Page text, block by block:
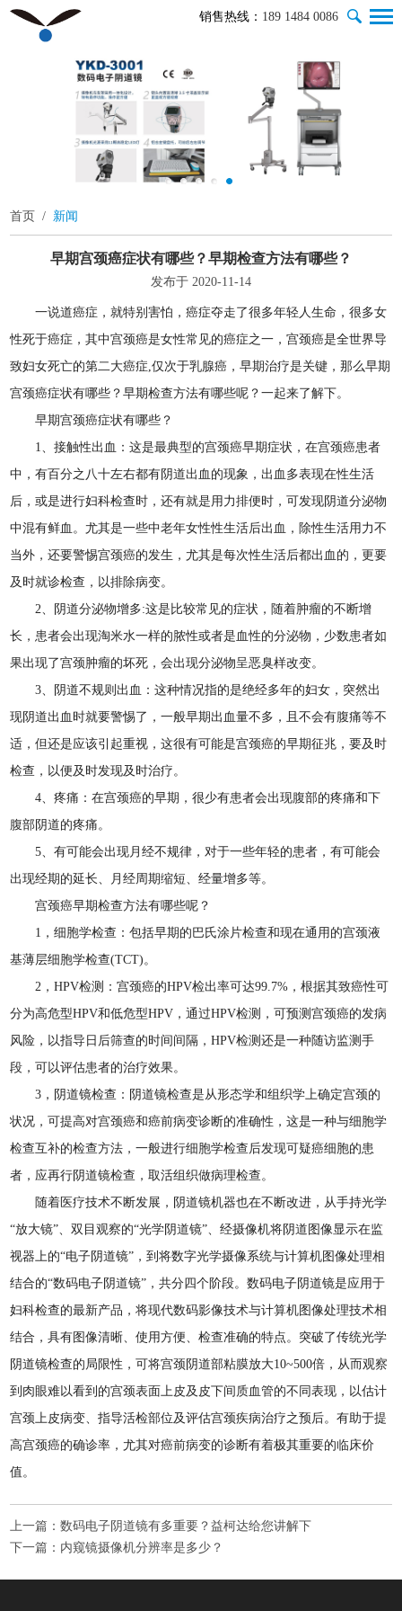
销售热线： 189 1484 0086
首页 / 新闻
早期宫颈癌症状有哪些？早期检查方法有哪些？
发布于 2020-11-14
一说道癌症，就特别害怕，癌症夺走了很多年轻人生命，很多女
性死于癌症，其中宫颈癌是女性常见的癌症之一，宫颈癌是全世界导
致妇女死亡的第二大癌症,仅次于乳腺癌，早期治疗是关键，那么早期
宫颈癌症状有哪些？早期检查方法有哪些呢？一起来了解下。
早期宫颈癌症状有哪些？
1、接触性出血：这是最典型的宫颈癌早期症状，在宫颈癌患者
中，有百分之八十左右都有阴道出血的现象，出血多表现在性生活
后，或是进行妇科检查时，还有就是用力排便时，可发现阴道分泌物
中混有鲜血。尤其是一些中老年女性性生活后出血，除性生活用力不
当外，还要警惕宫颈癌的发生，尤其是每次性生活后都出血的，更要
及时就诊检查，以排除病变。
2、阴道分泌物增多:这是比较常见的症状，随着肿瘤的不断增
长，患者会出现淘米水一样的脓性或者是血性的分泌物，少数患者如
果出现了宫颈肿瘤的坏死，会出现分泌物呈恶臭样改变。
3、阴道不规则出血：这种情况指的是绝经多年的妇女，突然出
现阴道出血时就要警惕了，一般早期出血量不多，且不会有腹痛等不
适，但还是应该引起重视，这很有可能是宫颈癌的早期征兆，要及时
检查，以便及时发现及时治疗。
4、疼痛：在宫颈癌的早期，很少有患者会出现腹部的疼痛和下
腹部阴道的疼痛。
5、有可能会出现月经不规律，对于一些年轻的患者，有可能会
出现经期的延长、月经周期缩短、经量增多等。
宫颈癌早期检查方法有哪些呢？
1，细胞学检查：包括早期的巴氏涂片检查和现在通用的宫颈液
基薄层细胞学检查(TCT)。
2，HPV检测：宫颈癌的HPV检出率可达99.7%，根据其致癌性可
分为高危型HPV和低危型HPV，通过HPV检测，可预测宫颈癌的发病
风险，以指导日后筛查的时间间隔，HPV检测还是一种随访监测手
段，可以评估患者的治疗效果。
3，阴道镜检查：阴道镜检查是从形态学和组织学上确定宫颈的
状况，可提高对宫颈癌和癌前病变诊断的准确性，这是一种与细胞学
检查互补的检查方法，一般进行细胞学检查后发现可疑癌细胞的患
者，应再行阴道镜检查，取活组织做病理检查。
随着医疗技术不断发展，阴道镜机器也在不断改进，从手持光学
“放大镜”、双目观察的“光学阴道镜”、经摄像机将阴道图像显示在监
视器上的“电子阴道镜”，到将数字光学摄像系统与计算机图像处理相
结合的“数码电子阴道镜”，共分四个阶段。数码电子阴道镜是应用于
妇科检查的最新产品，将现代数码影像技术与计算机图像处理技术相
结合，具有图像清晰、使用方便、检查准确的特点。突破了传统光学
阴道镜检查的局限性，可将宫颈阴道部粘膜放大10~500倍，从而观察
到肉眼难以看到的宫颈表面上皮及皮下间质血管的不同表现，以估计
宫颈上皮病变、指导活检部位及评估宫颈疾病治疗之预后。有助于提
高宫颈癌的确诊率，尤其对癌前病变的诊断有着极其重要的临床价
值。
上一篇：数码电子阴道镜有多重要？益柯达给您讲解下
下一篇： 内窥镜摄像机分辨率是多少？